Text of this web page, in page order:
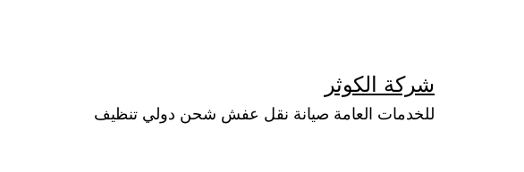
شركة الكوثر
للخدمات العامة صيانة نقل عفش شحن دولي تنظيف